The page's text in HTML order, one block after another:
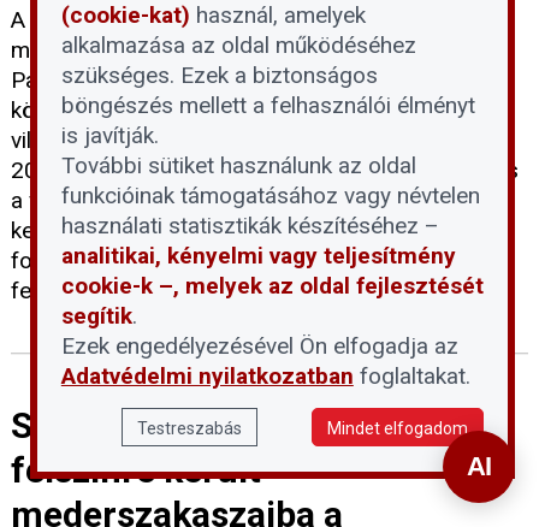
A Duna rendkívüli és tartós vízszintcsökkenése
miatt a következő 24-72 órában le kell állítani a
Paksi Atomerőmű mind a négy blokkját. A döntés
következtében átmenetileg megszűnik a hazai
villamosenergia-termelés mintegy felét adó, közel
2000 MW-os kapacitás. Az erőmű szakemberei és
a vízügyi hatóságok felkészültek a helyzet
kezelésére: az álló blokkok biztonsági hűtése
folyamatosan biztosított, a lakosságot pedig
felelős és takarékos áramhasználatra kérik.
Szigorúan tilos belépni a Duna
felszínre került
mederszakaszaiba a
(cookie-kat) használ, amelyek
alkalmazása az oldal működéséhez
szükséges. Ezek a biztonságos
böngészés mellett a felhasználói élményt
is javítják.
További sütiket használunk az oldal
funkcióinak támogatásához vagy névtelen
használati statisztikák készítéséhez –
analitikai, kényelmi vagy teljesítmény
cookie-k –, melyek az oldal fejlesztését
segítik.
Ezek engedélyezésével Ön elfogadja az
Adatvédelmi nyilatkozatban foglaltakat.
Testreszabás Mindet elfogadom